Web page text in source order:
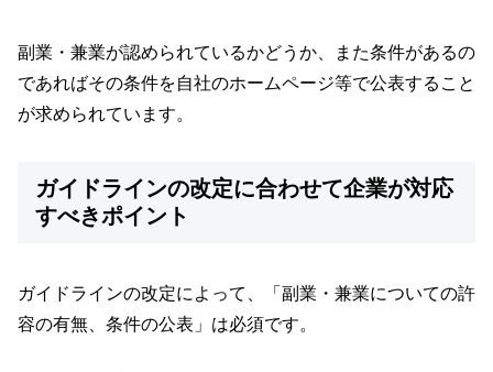
副業・兼業が認められているかどうか、また条件があるの
であればその条件を自社のホームページ等で公表すること
が求められています。
ガイドラインの改定に合わせて企業が対応
すべきポイント
ガイドラインの改定によって、「副業・兼業についての許
容の有無、条件の公表」は必須です。